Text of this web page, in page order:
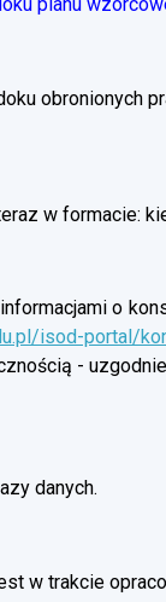
obronionych
w formacie:
o
isod-portal/
-
danych.
w trakcie